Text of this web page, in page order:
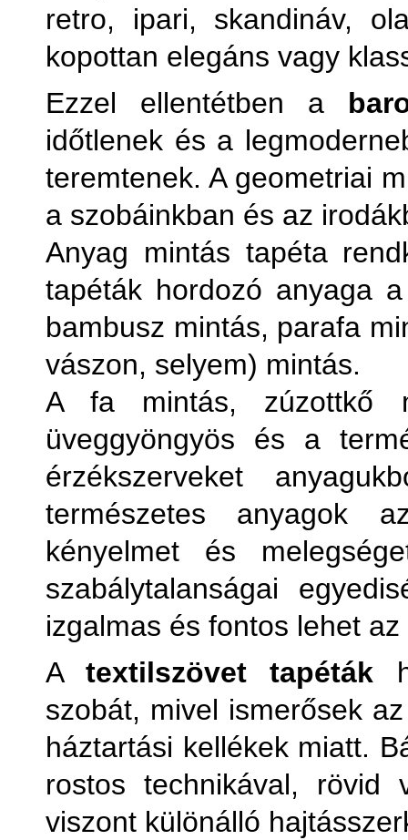
retro, ipari, skandináv,
kopottan elegáns vagy
Ezzel ellentétben a
időtlenek és a
teremtenek. A geometriai
a szobáinkban és az
Anyag mintás tapéta
tapéták hordozó anyaga
bambusz mintás, parafa
vászon, selyem) mintás.
A fa mintás, zúzottkő
üveggyöngyös és a
érzékszerveket
természetes anyagok
kényelmet és
szabálytalanságai
izgalmas és fontos lehet
Atextilszövet tapéták
szobát, mivel ismerősek
háztartási kellékek miatt.
rostos technikával, rövid
viszont különálló